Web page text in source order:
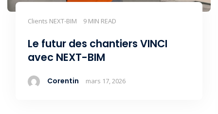
Clients NEXT-BIM 9 MIN READ
Le futur des chantiers VINCI
avec NEXT-BIM
Corentin mars 17, 2026